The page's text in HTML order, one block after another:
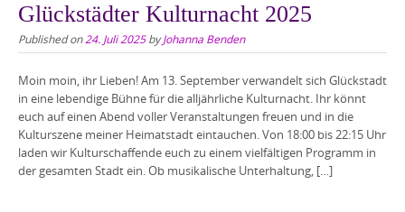
Glückstädter Kulturnacht 2025
Published on24. Juli 2025byJohanna Benden
Moin moin, ihr Lieben! Am 13. September verwandelt sich Glückstadt
in eine lebendige Bühne für die alljährliche Kulturnacht. Ihr könnt
euch auf einen Abend voller Veranstaltungen freuen und in die
Kulturszene meiner Heimatstadt eintauchen. Von 18:00 bis 22:15 Uhr
laden wir Kulturschaffende euch zu einem vielfältigen Programm in
der gesamten Stadt ein. Ob musikalische Unterhaltung, […]